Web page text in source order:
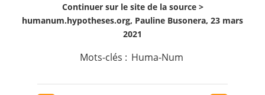
Continuer sur le site de la source >
humanum.hypotheses.org, Pauline Busonera, 23 mars
2021
Mots-clés : Huma-Num